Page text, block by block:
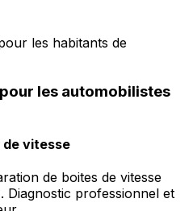
les habitants de
les automobilistes
de vitesse
de boites de vitesse
Diagnostic professionnel et